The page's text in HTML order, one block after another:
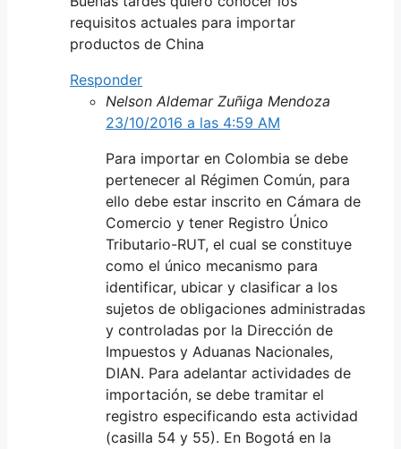
requisitos actuales para importar
productos de China
Responder
Nelson Aldemar Zuñiga Mendoza
23/10/2016 a las 4:59 AM
Para importar en Colombia se debe
pertenecer al Régimen Común, para
ello debe estar inscrito en Cámara de
Comercio y tener Registro Único
Tributario-RUT, el cual se constituye
como el único mecanismo para
identificar, ubicar y clasificar a los
sujetos de obligaciones administradas
y controladas por la Dirección de
Impuestos y Aduanas Nacionales,
DIAN. Para adelantar actividades de
importación, se debe tramitar el
registro especificando esta actividad
(casilla 54 y 55). En Bogotá en la